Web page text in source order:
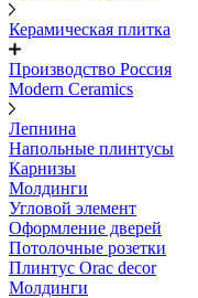
Керамическая плитка
Производство Россия
Modern Ceramics
Лепнина
Напольные плинтусы
Карнизы
Молдинги
Угловой элемент
Оформление дверей
Потолочные розетки
Плинтус Orac decor
Молдинги